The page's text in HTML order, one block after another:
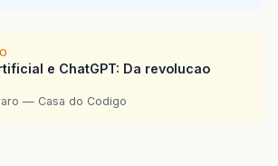
e ChatGPT: Da revolucao
— Casa do Codigo